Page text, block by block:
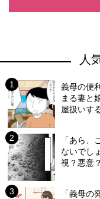
人
義母の便
まる妻と
屋扱いす
「あら、
ないでし
視？悪意
「義母